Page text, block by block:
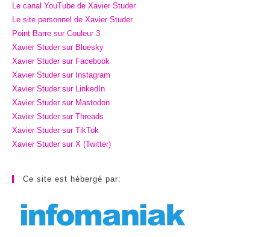
Le canal YouTube de Xavier Studer
Le site personnel de Xavier Studer
Point Barre sur Couleur 3
Xavier Studer sur Bluesky
Xavier Studer sur Facebook
Xavier Studer sur Instagram
Xavier Studer sur LinkedIn
Xavier Studer sur Mastodon
Xavier Studer sur Threads
Xavier Studer sur TikTok
Xavier Studer sur X (Twitter)
Ce site est hébergé par: